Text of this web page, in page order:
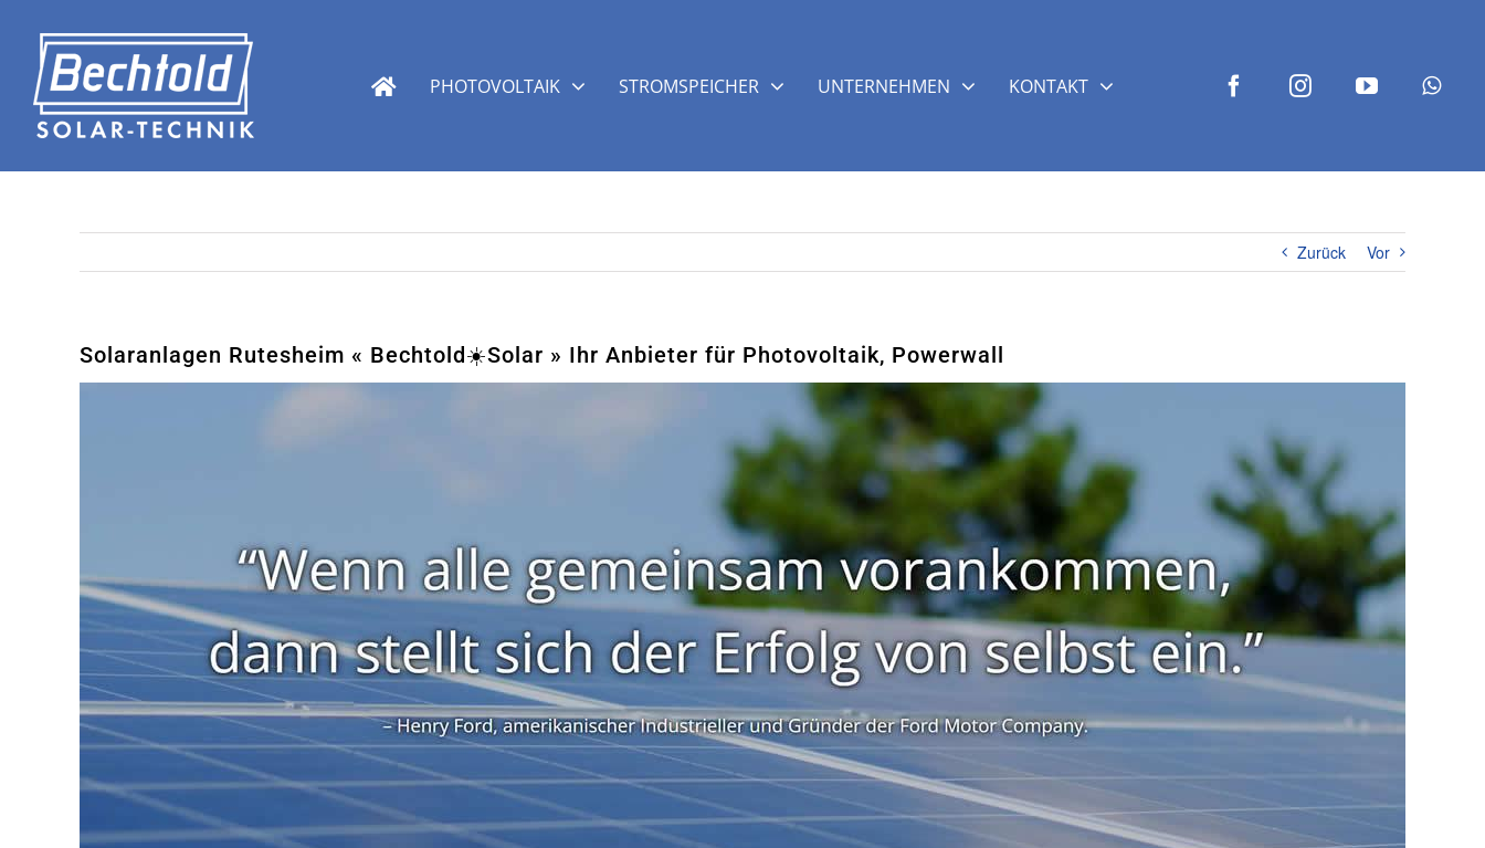
springen
PHOTOVOLTAIK STROMSPEICHER UNTERNEHMEN KONTAKT
Zurück Vor
Solaranlagen Rutesheim « Bechtold☀️Solar » Ihr Anbieter für Photovoltaik, Powerwall